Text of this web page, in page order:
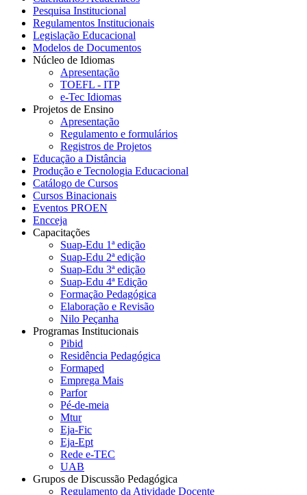
Pesquisa Institucional
Regulamentos Institucionais
Legislação Educacional
Modelos de Documentos
Núcleo de Idiomas
Apresentação
TOEFL - ITP
e-Tec Idiomas
Projetos de Ensino
Apresentação
Regulamento e formulários
Registros de Projetos
Educação a Distância
Produção e Tecnologia Educacional
Catálogo de Cursos
Cursos Binacionais
Eventos PROEN
Encceja
Capacitações
Suap-Edu 1ª edição
Suap-Edu 2ª edição
Suap-Edu 3ª edição
Suap-Edu 4ª Edição
Formação Pedagógica
Elaboração e Revisão
Nilo Peçanha
Programas Institucionais
Pibid
Residência Pedagógica
Formaped
Emprega Mais
Parfor
Pé-de-meia
Mtur
Eja-Fic
Eja-Ept
Rede e-TEC
UAB
Grupos de Discussão Pedagógica
Regulamento da Atividade Docente